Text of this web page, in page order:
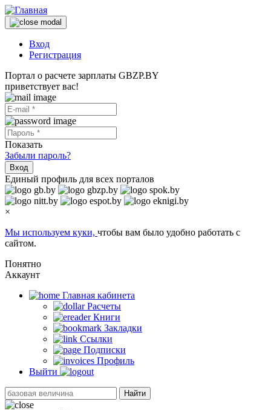
Вход
Регистрация
Портал о расчете зарплаты GBZP.BY
приветствует вас!
Показать
Забыли пароль?
Вход
Единый профиль для всех порталов
×
Мы используем куки, чтобы вам было удобно работать с
сайтом.
Понятно
Аккаунт
Главная кабинетa
Расчеты
Книги
Закладки
Ссылки
Подписки
Профиль
Выйти
Найти